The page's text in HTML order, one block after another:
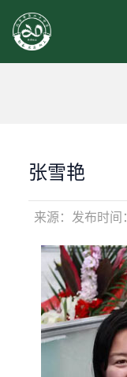
张雪艳
来源： 发布时间：